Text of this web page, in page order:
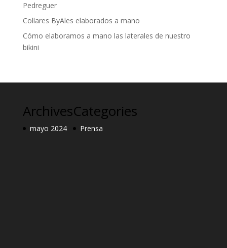
Pedreguer
Collares ByAles elaborados a mano
Cómo elaboramos a mano las laterales de nuestro
bikini
Archives
mayo 2024
Categories
Prensa